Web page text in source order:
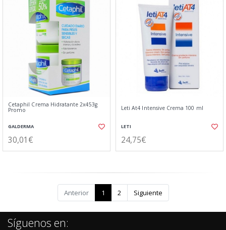
Cetaphil Crema Hidratante 2x453g
Promo
GALDERMA
30,01€
Leti At4 Intensive Crema 100 ml
LETI
24,75€
Anterior 1 2 Siguiente
Síguenos en: